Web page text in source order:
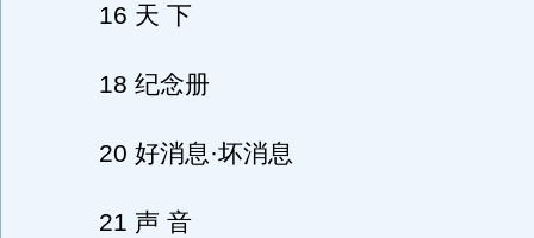
16 天 下
18 纪念册
20 好消息·坏消息
21 声 音